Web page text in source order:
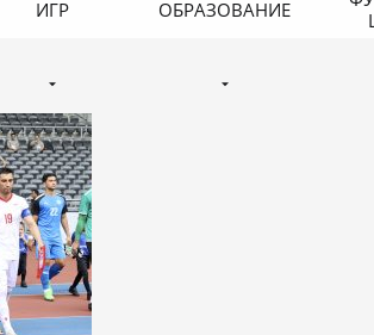
ИГР
ОБРАЗОВАНИЕ